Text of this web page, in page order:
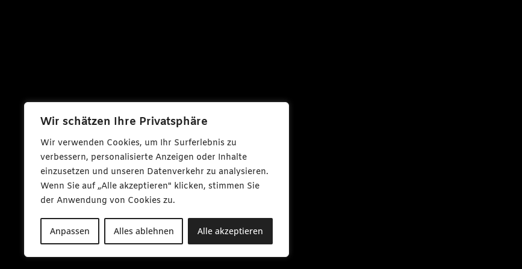
Wir schätzen Ihre Privatsphäre
Wir verwenden Cookies, um Ihr Surferlebnis zu
verbessern, personalisierte Anzeigen oder Inhalte
einzusetzen und unseren Datenverkehr zu analysieren.
Wenn Sie auf „Alle akzeptieren" klicken, stimmen Sie
der Anwendung von Cookies zu.
Anpassen Alles ablehnen Alle akzeptieren